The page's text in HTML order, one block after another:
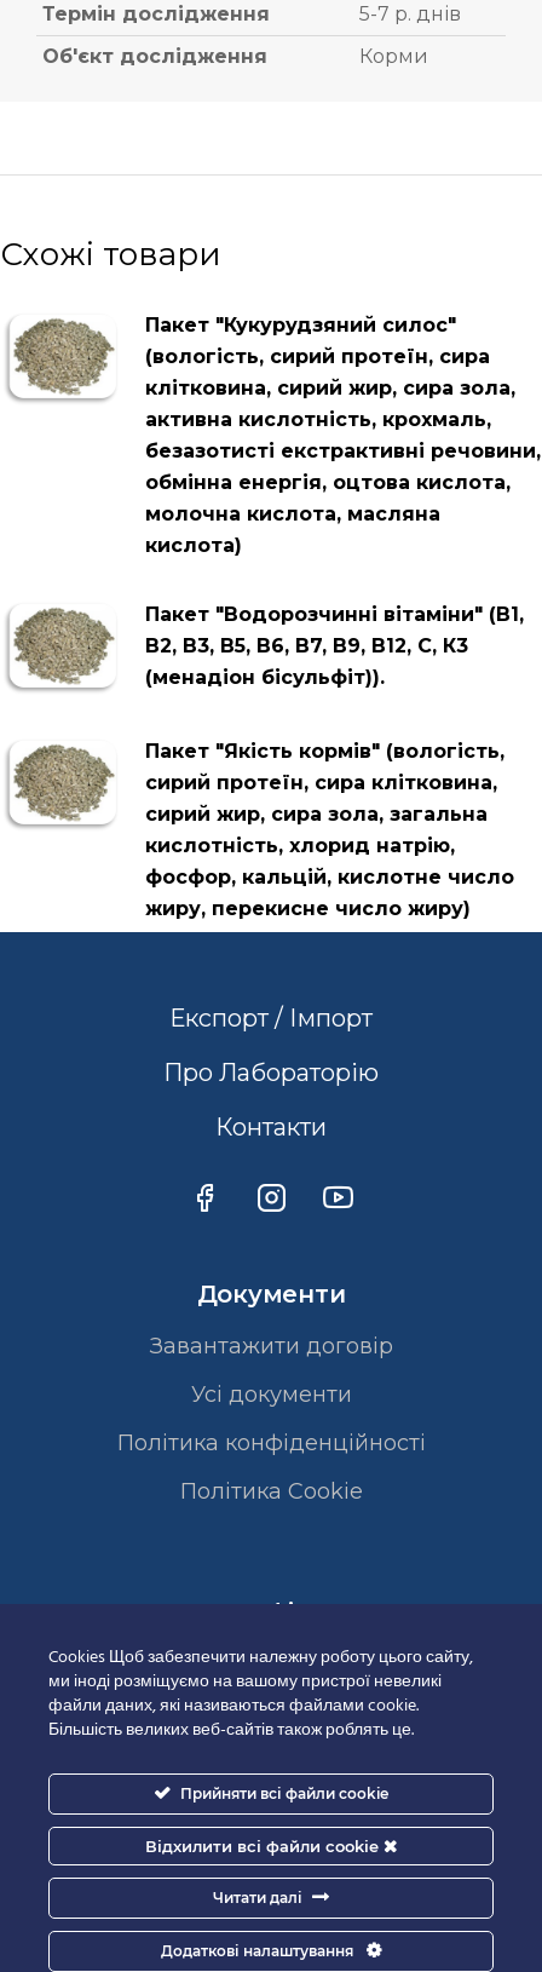
Термін дослідження
5-7 р. днів
Об'єкт дослідження
Корми
Схожі товари
Пакет "Кукурудзяний силос"
(вологість, сирий протеїн, сира
клітковина, сирий жир, сира зола,
активна кислотність, крохмаль,
безазотисті екстрактивні речовини,
обмінна енергія, оцтова кислота,
молочна кислота, масляна
кислота)
Пакет "Водорозчинні вітаміни" (В1,
В2, В3, В5, В6, В7, В9, В12, С, К3
(менадіон бісульфіт)).
Пакет "Якість кормів" (вологість,
сирий протеїн, сира клітковина,
сирий жир, сира зола, загальна
кислотність, хлорид натрію,
фосфор, кальцій, кислотне число
жиру, перекисне число жиру)
Експорт / Імпорт
Про Лабораторію
Контакти
Документи
Завантажити договір
Усі документи
Політика конфіденційності
Полiтика Cookie
Сертифікати
Good-IT.com.ua for Biolights - All rights reserved.
Cookies Щоб забезпечити належну роботу цього сайту,
ми іноді розміщуємо на вашому пристрої невеликі
файли даних, які називаються файлами cookie.
Більшість великих веб-сайтів також роблять це.
Прийняти всі файли cookie
Відхилити всі файли cookie
Читати далі
Додаткові налаштування